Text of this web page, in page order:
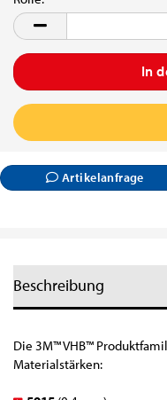
Rolle
Artikelanfrage
Beschreibung
Die 3M™ VHB™
Materialstärken: